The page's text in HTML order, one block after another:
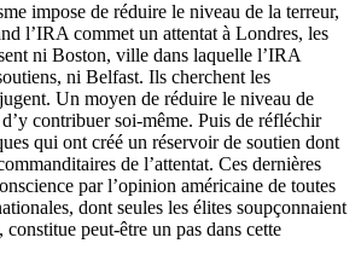
impose de réduire le niveau de la terreur,
l’IRA commet un attentat à Londres, les
ni Boston, ville dans laquelle l’IRA
ni Belfast. Ils cherchent les
Un moyen de réduire le niveau de
contribuer soi-même. Puis de réfléchir
qui ont créé un réservoir de soutien dont
de l’attentat. Ces dernières
par l’opinion américaine de toutes
dont seules les élites soupçonnaient
constitue peut-être un pas dans cette